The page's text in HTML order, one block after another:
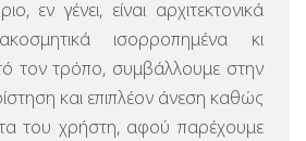
εν γένει, είναι αρχιτεκτονικά
ισορροπημένα κι
τον τρόπο, συμβάλλουμε στην
και επιπλέον άνεση καθώς
του χρήστη, αφού παρέχουμε